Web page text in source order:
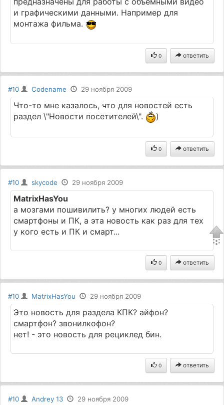
и графическими данными. Например для
монтажа фильма.
0 ответить
#10 Codename 29 ноября 2009
Что-то мне казалось, что для новостей есть
раздел \"Новости посетителей\".
)
0 ответить
#10 skycode 29 ноября 2009
MatrixHasYou
а мозгами пошивилить? у многих людей есть
смартфоны и ПК, а эта новость как раз для тех
у кого есть и ПК и смарт...
0 ответить
#10 MatrixHasYou 29 ноября 2009
Это новость для раздела КПК? айфон?
смартфон? звонилкофон?
нет! - это новость для рециклед бин.
0 ответить
#10 Andrey 13 29 ноября 2009